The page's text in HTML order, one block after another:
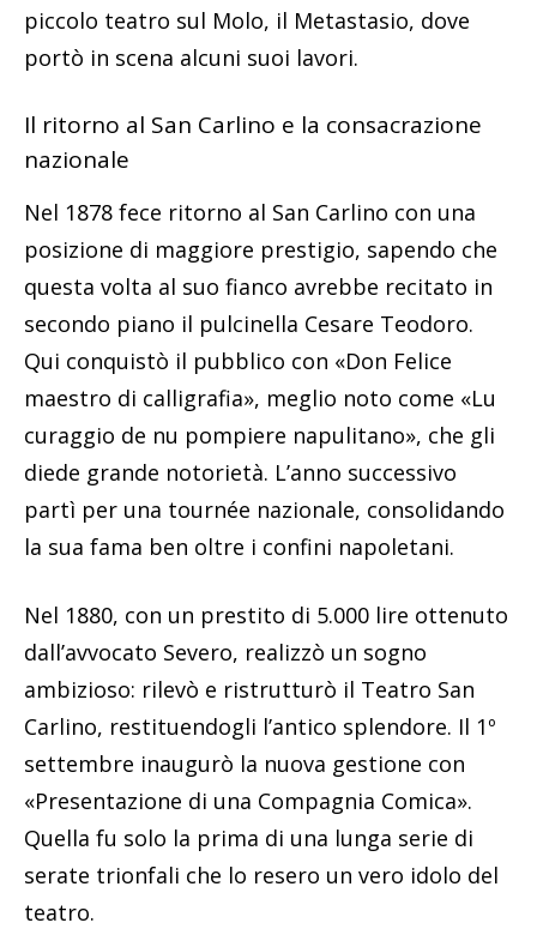
piccolo teatro sul Molo, il Metastasio, dove
portò in scena alcuni suoi lavori.
Il ritorno al San Carlino e la consacrazione
nazionale
Nel 1878 fece ritorno al San Carlino con una
posizione di maggiore prestigio, sapendo che
questa volta al suo fianco avrebbe recitato in
secondo piano il pulcinella Cesare Teodoro.
Qui conquistò il pubblico con «Don Felice
maestro di calligrafia», meglio noto come «Lu
curaggio de nu pompiere napulitano», che gli
diede grande notorietà. L’anno successivo
partì per una tournée nazionale, consolidando
la sua fama ben oltre i confini napoletani.
Nel 1880, con un prestito di 5.000 lire ottenuto
dall’avvocato Severo, realizzò un sogno
ambizioso: rilevò e ristrutturò il Teatro San
Carlino, restituendogli l’antico splendore. Il 1º
settembre inaugurò la nuova gestione con
«Presentazione di una Compagnia Comica».
Quella fu solo la prima di una lunga serie di
serate trionfali che lo resero un vero idolo del
teatro.